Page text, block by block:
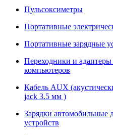
Пульсоксиметры
Портативные
Портативные зарядные
Переходники и
компьютеров
Кабель AUX
jack 3.5 мм )
Зарядки автомобильные
устройств